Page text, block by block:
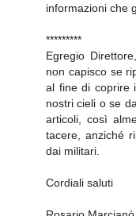
informazioni che
*********
Egregio
non capisco se
al fine di coprire
nostri cieli o se
articoli, così
tacere, anziché
dai militari.
Cordiali saluti